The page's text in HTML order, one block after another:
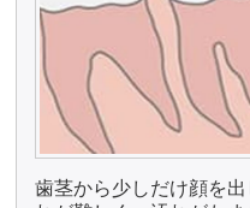
歯茎から少しだけ顔を